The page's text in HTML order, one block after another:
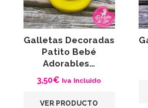
Galletas Decoradas
Patito Bebé
Adorables…
3,50€ Iva Incluido
VER PRODUCTO